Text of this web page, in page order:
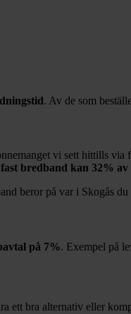
. Av de som
vi sett hittills
bredband kan 32% av
beror på var i Skogås du
på 7%. Exempel på
ett bra alternativ eller